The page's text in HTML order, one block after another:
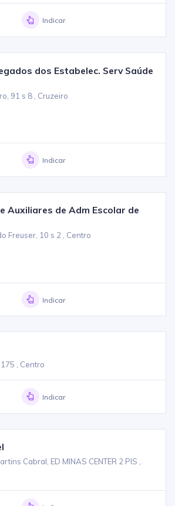
Indicar
dos Estabelec. Serv Saúde
91 s 8 , Cruzeiro
Indicar
Auxiliares de Adm Escolar de
Freuser, 10 s 2 , Centro
Indicar
, Centro
Indicar
Cabral, ED MINAS CENTER 2 PIS ,